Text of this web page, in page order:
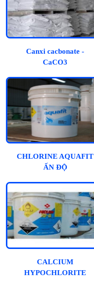
Canxi cacbonate -
CaCO3
CHLORINE AQUAFIT
ẤN ĐỘ
CALCIUM
HYPOCHLORITE